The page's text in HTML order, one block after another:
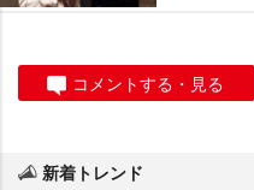
コメントする・見る
新着トレンド